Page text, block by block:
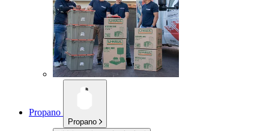
Propano
Propano